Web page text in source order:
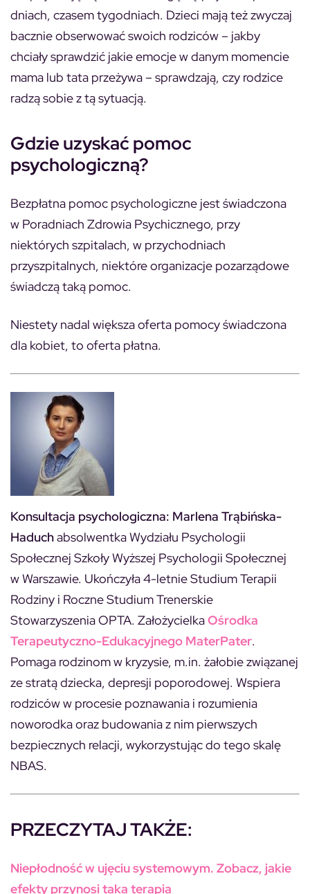
dniach, czasem tygodniach. Dzieci mają też zwyczaj
bacznie obserwować swoich rodziców – jakby
chciały sprawdzić jakie emocje w danym momencie
mama lub tata przeżywa – sprawdzają, czy rodzice
radzą sobie z tą sytuacją.
Gdzie uzyskać pomoc
psychologiczną?
Bezpłatna pomoc psychologiczne jest świadczona
w Poradniach Zdrowia Psychicznego, przy
niektórych szpitalach, w przychodniach
przyszpitalnych, niektóre organizacje pozarządowe
świadczą taką pomoc.
Niestety nadal większa oferta pomocy świadczona
dla kobiet, to oferta płatna.
Konsultacja psychologiczna: Marlena Trąbińska-
Haduchabsolwentka Wydziału Psychologii
Społecznej Szkoły Wyższej Psychologii Społecznej
w Warszawie. Ukończyła 4-letnie Studium Terapii
Rodziny i Roczne Studium Trenerskie
Stowarzyszenia OPTA. ZałożycielkaOśrodka
Terapeutyczno-Edukacyjnego MaterPater.
Pomaga rodzinom w kryzysie, m.in. żałobie związanej
ze stratą dziecka, depresji poporodowej. Wspiera
rodziców w procesie poznawania i rozumienia
noworodka oraz budowania z nim pierwszych
bezpiecznych relacji, wykorzystując do tego skalę
NBAS.
PRZECZYTAJ TAKŻE:
Niepłodność w ujęciu systemowym. Zobacz, jakie
efekty przynosi taka terapia